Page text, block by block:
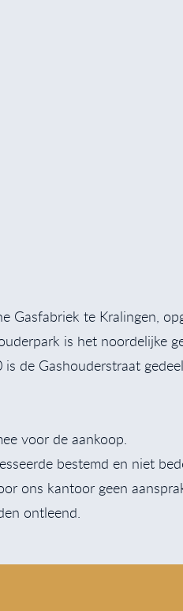
Gasfabriek te Kralingen,
is het noordelijke
de Gashouderstraat
voor de aankoop.
bestemd en niet
ons kantoor geen
ontleend.